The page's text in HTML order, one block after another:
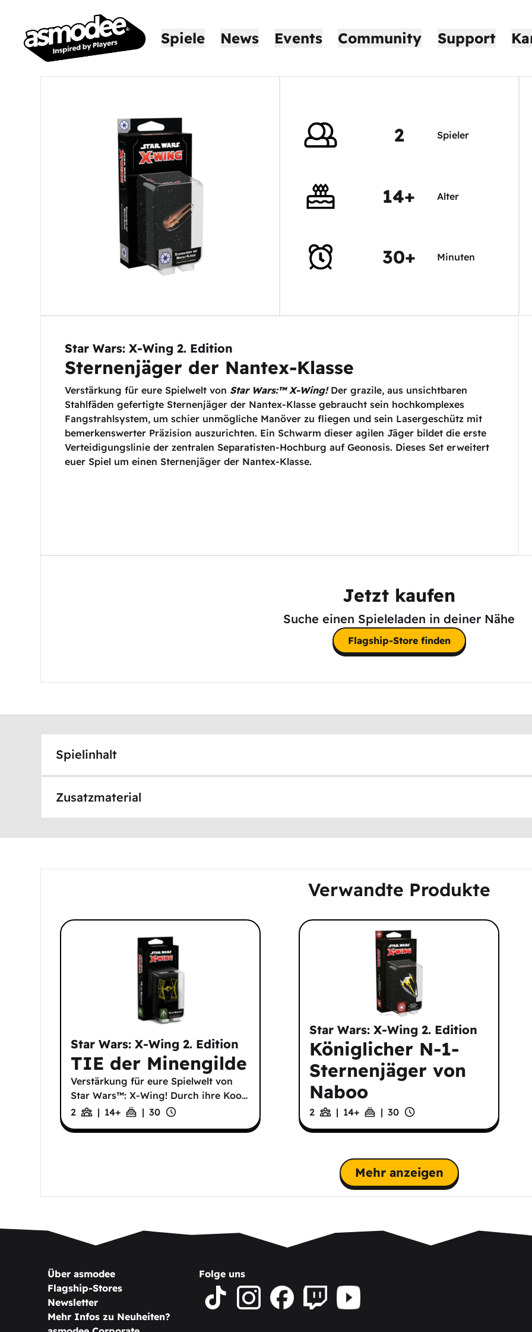
Spiele News Events Community Support
2 Spieler
14+ Alter
30+ Minuten
Star Wars: X-Wing 2. Edition
Sternenjäger der Nantex-Klasse
Verstärkung für eure Spielwelt von Star Wars:™ X-Wing!Der grazile, aus unsichtbaren
Stahlfäden gefertigte Sternenjäger der Nantex-Klasse gebraucht sein hochkomplexes
Fangstrahlsystem, um schier unmögliche Manöver zu fliegen und sein Lasergeschütz mit
bemerkenswerter Präzision auszurichten. Ein Schwarm dieser agilen Jäger bildet die erste
Verteidigungslinie der zentralen Separatisten-Hochburg auf Geonosis. Dieses Set erweitert
euer Spiel um einen Sternenjäger der Nantex-Klasse.
Jetzt kaufen
Suche einen Spieleladen in deiner Nähe
Flagship-Store finden
Spielinhalt
Zusatzmaterial
Verwandte Produkte
Star Wars: X-Wing 2. Edition
TIE der Minengilde
Verstärkung für eure Spielwelt von
Star Wars™: X-Wing! Durch ihre Koo…
2
| 14+ | 30
Star Wars: X-Wing 2. Edition
Königlicher N-1-
Sternenjäger von
Naboo
2 | 14+ | 30
Mehr anzeigen
Über asmodee
Flagship-Stores
Newsletter
Mehr Infos zu Neuheiten?
Folge uns